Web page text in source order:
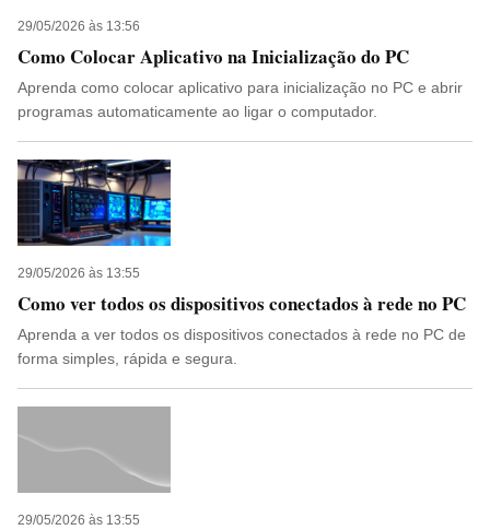
29/05/2026 às 13:56
Como Colocar Aplicativo na Inicialização do PC
Aprenda como colocar aplicativo para inicialização no PC e abrir
programas automaticamente ao ligar o computador.
29/05/2026 às 13:55
Como ver todos os dispositivos conectados à rede no PC
Aprenda a ver todos os dispositivos conectados à rede no PC de
forma simples, rápida e segura.
29/05/2026 às 13:55